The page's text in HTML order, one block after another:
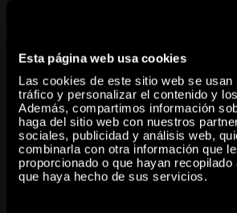
Esta página web usa cookies
Las cookies de este sitio web se usan
tráfico y personalizar el contenido y
Además, compartimos información
haga del sitio web con nuestros
sociales, publicidad y análisis web,
combinarla con otra información que
proporcionado o que hayan recopilado
que haya hecho de sus servicios.
hace cargo de cuestiones cuya urgencia
grandes debates hasta hace relativamente
lo que respecta a la sensibilidad feminista y
devastación que el modo de vida moderno
naturaleza, ya plenamente sometida a los
reproducción industrial y posindustrial, y a
Antropoceno.